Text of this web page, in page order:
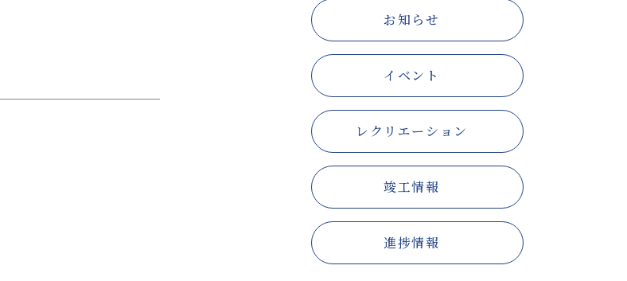
お知らせ
イベント
レクリエーション
竣工情報
進捗情報